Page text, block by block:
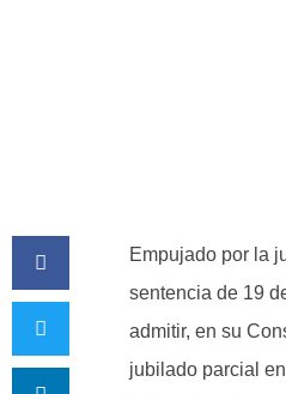
Empujado por la
sentencia de 19
admitir, en su
jubilado parcial